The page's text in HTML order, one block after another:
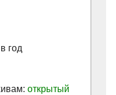
год
открытый